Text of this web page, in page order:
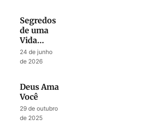
Segredos
de uma
Vida
Abençoada
por Deus
24 de junho
de 2026
Deus Ama
Você
29 de outubro
de 2025